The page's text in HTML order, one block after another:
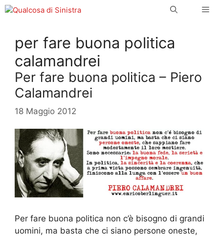
Vai
per fare buona politica
calamandrei
Per fare buona politica – Piero
Calamandrei
18 Maggio 2012
Per fare buona politica non c’è bisogno di grandi
uomini, ma basta che ci siano persone oneste,